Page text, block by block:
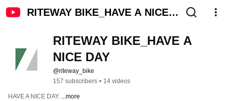
RITEWAY BIKE_HAVE A NICE
RITEWAY BIKE_HAVE A
NICE DAY
@riteway_bike
157 subscribers • 14 videos
HAVE A NICE DAY. ...more